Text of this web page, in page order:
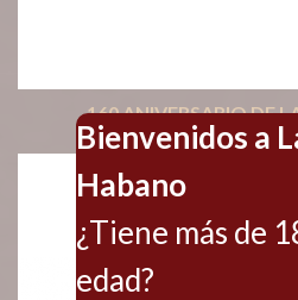
Bienvenidos a
Habano
¿Tiene más de
edad?
160 ANIVERSARIO DE